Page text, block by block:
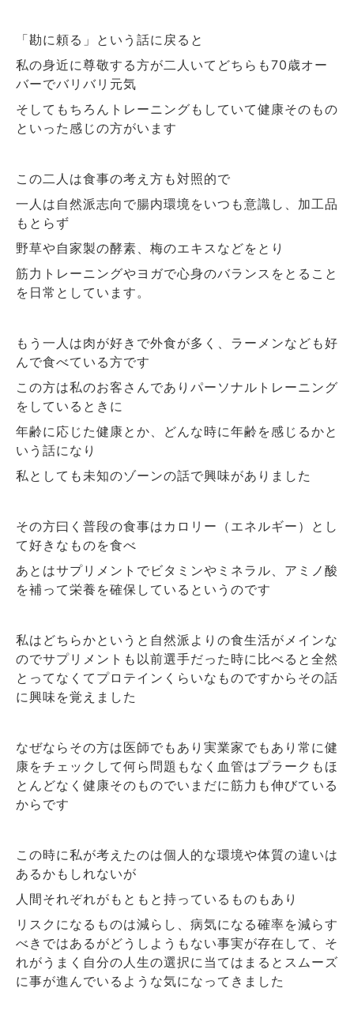
「勘に頼る」という話に戻ると
私の身近に尊敬する方が二人いてどちらも70歳オー
バーでバリバリ元気
そしてもちろんトレーニングもしていて健康そのもの
といった感じの方がいます
この二人は食事の考え方も対照的で
一人は自然派志向で腸内環境をいつも意識し、加工品
もとらず
野草や自家製の酵素、梅のエキスなどをとり
筋力トレーニングやヨガで心身のバランスをとること
を日常としています。
もう一人は肉が好きで外食が多く、ラーメンなども好
んで食べている方です
この方は私のお客さんでありパーソナルトレーニング
をしているときに
年齢に応じた健康とか、どんな時に年齢を感じるかと
いう話になり
私としても未知のゾーンの話で興味がありました
その方曰く普段の食事はカロリー（エネルギー）とし
て好きなものを食べ
あとはサプリメントでビタミンやミネラル、アミノ酸
を補って栄養を確保しているというのです
私はどちらかというと自然派よりの食生活がメインな
のでサプリメントも以前選手だった時に比べると全然
とってなくてプロテインくらいなものですからその話
に興味を覚えました
なぜならその方は医師でもあり実業家でもあり常に健
康をチェックして何ら問題もなく血管はプラークもほ
とんどなく健康そのものでいまだに筋力も伸びている
からです
この時に私が考えたのは個人的な環境や体質の違いは
あるかもしれないが
人間それぞれがもともと持っているものもあり
リスクになるものは減らし、病気になる確率を減らす
べきではあるがどうしようもない事実が存在して、そ
れがうまく自分の人生の選択に当てはまるとスムーズ
に事が進んでいるような気になってきました